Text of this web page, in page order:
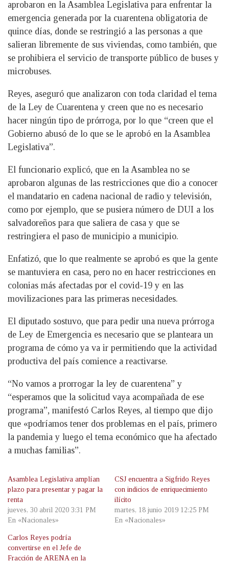
aprobaron en la Asamblea Legislativa para enfrentar la
emergencia generada por la cuarentena obligatoria de
quince días, donde se restringió a las personas a que
salieran libremente de sus viviendas, como también, que
se prohibiera el servicio de transporte público de buses y
microbuses.
Reyes, aseguró que analizaron con toda claridad el tema
de la Ley de Cuarentena y creen que no es necesario
hacer ningún tipo de prórroga, por lo que “creen que el
Gobierno abusó de lo que se le aprobó en la Asamblea
Legislativa”.
El funcionario explicó, que en la Asamblea no se
aprobaron algunas de las restricciones que dio a conocer
el mandatario en cadena nacional de radio y televisión,
como por ejemplo, que se pusiera número de DUI a los
salvadoreños para que saliera de casa y que se
restringiera el paso de municipio a municipio.
Enfatizó, que lo que realmente se aprobó es que la gente
se mantuviera en casa, pero no en hacer restricciones en
colonias más afectadas por el covid-19 y en las
movilizaciones para las primeras necesidades.
El diputado sostuvo, que para pedir una nueva prórroga
de Ley de Emergencia es necesario que se planteara un
programa de cómo ya va ir permitiendo que la actividad
productiva del país comience a reactivarse.
“No vamos a prorrogar la ley de cuarentena” y
“esperamos que la solicitud vaya acompañada de ese
programa”, manifestó Carlos Reyes, al tiempo que dijo
que «podríamos tener dos problemas en el país, primero
la pandemia y luego el tema económico que ha afectado
a muchas familias”.
Asamblea Legislativa amplían
plazo para presentar y pagar la
renta
jueves, 30 abril 2020 3:31 PM
En «Nacionales»
CSJ encuentra a Sigfrido Reyes
con indicios de enriquecimiento
ilícito
martes, 18 junio 2019 12:25 PM
En «Nacionales»
Carlos Reyes podría
convertirse en el Jefe de
Fracción de ARENA en la